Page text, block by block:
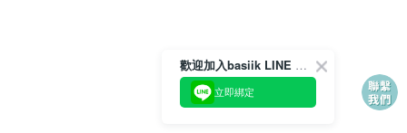
歡迎加入basiik LINE 官方帳號
立即綁定